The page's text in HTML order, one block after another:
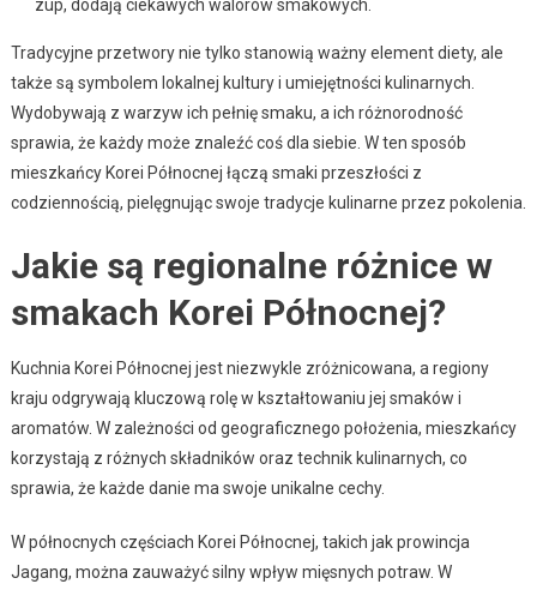
zup, dodają ciekawych walorów smakowych.
Tradycyjne przetwory nie tylko stanowią ważny element diety, ale
także są symbolem lokalnej kultury i umiejętności kulinarnych.
Wydobywają z warzyw ich pełnię smaku, a ich różnorodność
sprawia, że każdy może znaleźć coś dla siebie. W ten sposób
mieszkańcy Korei Północnej łączą smaki przeszłości z
codziennością, pielęgnując swoje tradycje kulinarne przez pokolenia.
Jakie są regionalne różnice w
smakach Korei Północnej?
Kuchnia Korei Północnej jest niezwykle zróżnicowana, a regiony
kraju odgrywają kluczową rolę w kształtowaniu jej smaków i
aromatów. W zależności od geograficznego położenia, mieszkańcy
korzystają z różnych składników oraz technik kulinarnych, co
sprawia, że każde danie ma swoje unikalne cechy.
W północnych częściach Korei Północnej, takich jak prowincja
Jagang, można zauważyć silny wpływ mięsnych potraw. W